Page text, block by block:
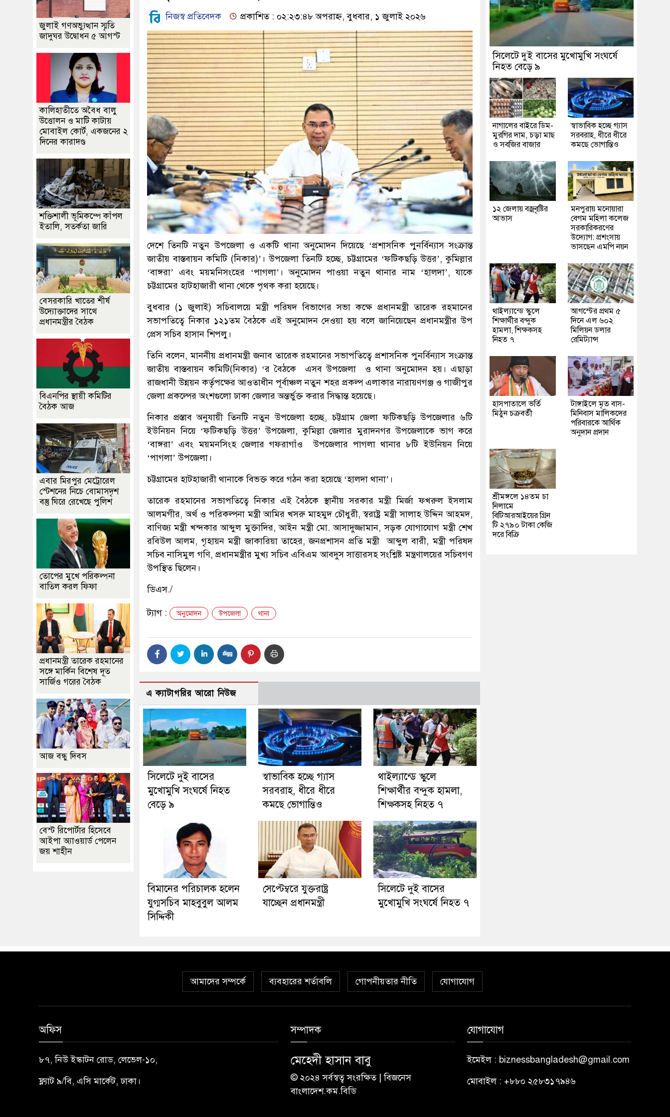
নিজস্ব প্রতিবেদক প্রকাশিত : ০২:২৩:৪৮ অপরাহ্ন, বুধবার, ১ জুলাই ২০২৬
দেশে তিনটি নতুন উপজেলা ও একটি থানা অনুমোদন দিয়েছে ‘প্রশাসনিক পুনর্বিন্যাস সংক্রান্ত
জাতীয় বাস্তবায়ন কমিটি (নিকার)’। উপজেলা তিনটি হচ্ছে, চট্টগ্রামের ‘ফটিকছড়ি উত্তর’, কুমিল্লার
‘বাঙ্গরা’ এবং ময়মনিসংহের ‘পাগলা’। অনুমোদন পাওয়া নতুন থানার নাম ‘হালদা’, যাকে
চট্টগ্রামের হাটহাজারী থানা থেকে পৃথক করা হয়েছে।
বুধবার (১ জুলাই) সচিবালয়ে মন্ত্রী পরিষদ বিভাগের সভা কক্ষে প্রধানমন্ত্রী তারেক রহমানের
সভাপতিত্বে নিকার ১২১তম বৈঠকে এই অনুমোদন দেওয়া হয় বলে জানিয়েছেন প্রধানমন্ত্রীর উপ
প্রেস সচিব হাসান শিপলু।
তিনি বলেন, মাননীয় প্রধানমন্ত্রী জনাব তারেক রহমানের সভাপতিত্বে প্রশাসনিক পুনর্বিন্যাস সংক্রান্ত
জাতীয় বাস্তবায়ন কমিটি(নিকার) ‘র বৈঠকে এসব উপজেলা ও থানা অনুমোদন হয়। এছাড়া
রাজধানী উন্নয়ন কর্তৃপক্ষের আওতাধীন পূর্বাঞ্চল নতুন শহর প্রকল্প এলাকার নারায়ণগঞ্জ ও গাজীপুর
জেলা প্রকল্পের অংশগুলো ঢাকা জেলার অন্তর্ভুক্ত করার সিদ্ধান্ত হয়েছে।
নিকার প্রস্তাব অনুযায়ী তিনটি নতুন উপজেলা হচ্ছে, চট্টগ্রাম জেলা ফটিকছড়ি উপজেলার ৬টি
ইউনিয়ন নিয়ে ‘ফটিকছড়ি উত্তর’ উপজেলা, কুমিল্লা জেলার মুরাদনগর উপজেলাকে ভাগ করে
‘বাঙ্গরা’ এবং ময়মনসিংহ জেলার গফরাগাঁও উপজেলার পাগলা থানার ৮টি ইউনিয়ন নিয়ে
‘পাগলা’ উপজেলা।
চট্টগ্রামের হাটহাজারী থানাকে বিভক্ত করে গঠন করা হয়েছে ‘হালদা থানা’।
তারেক রহমানের সভাপতিত্বে নিকার এই বৈঠকে স্থানীয় সরকার মন্ত্রী মির্জা ফখরুল ইসলাম
আলমগীর, অর্থ ও পরিকল্পনা মন্ত্রী আমির খসরু মাহমুদ চৌধুরী, স্বরাষ্ট্র মন্ত্রী সালাহ উদ্দিন আহমদ,
বাণিজ্য মন্ত্রী খন্দকার আব্দুল মুক্তাদির, আইন মন্ত্রী মো. আসাদুজ্জামান, সড়ক যোগাযোগ মন্ত্রী শেখ
রবিউল আলম, গৃহায়ন মন্ত্রী জাকারিয়া তাহের, জনপ্রশাসন প্রতি মন্ত্রী আব্দুল বারী, মন্ত্রী পরিষদ
সচিব নাসিমুল গণি, প্রধানমন্ত্রীর মুখ্য সচিব এবিএম আবদুস সাত্তারসহ সংশ্লিষ্ট মন্ত্রণালয়ের সচিবগণ
উপস্থিত ছিলেন।
ডিএস./
ট্যাগ : অনুমোদন উপজেলা থানা
এ ক্যাটাগরির আরো নিউজ
সিলেটে দুই বাসের
মুখোমুখি সংঘর্ষে নিহত
বেড়ে ৯
স্বাভাবিক হচ্ছে গ্যাস
সরবরাহ, ধীরে ধীরে
কমছে ভোগান্তিও
থাইল্যান্ডে স্কুলে
শিক্ষার্থীর বন্দুক হামলা,
শিক্ষকসহ নিহত ৭
বিমানের পরিচালক হলেন
যুগ্মসচিব মাহবুবুল আলম
সিদ্দিকী
সেপ্টেম্বরে যুক্তরাষ্ট্র
যাচ্ছেন প্রধানমন্ত্রী
সিলেটে দুই বাসের
মুখোমুখি সংঘর্ষে নিহত ৭
জুলাই গণঅভ্যুত্থান স্মৃতি
জাদুঘর উদ্বোধন ৫ আগস্ট
কালিহাতীতে অবৈধ বালু
উত্তোলন ও মাটি কাটায়
মোবাইল কোর্ট, একজনের ২
দিনের কারাদণ্ড
শক্তিশালী ভূমিকম্পে কাঁপল
ইতালি, সতর্কতা জারি
বেসরকারি খাতের শীর্ষ
উদ্যোক্তাদের সাথে
প্রধানমন্ত্রীর বৈঠক
বিএনপির স্থায়ী কমিটির
বৈঠক আজ
এবার মিরপুর মেট্রোরেল
স্টেশনের নিচে বোমাসদৃশ
বস্তু ঘিরে রেখেছে পুলিশ
তোপের মুখে পরিকল্পনা
বাতিল করল ফিফা
প্রধানমন্ত্রী তারেক রহমানের
সঙ্গে মার্কিন বিশেষ দূত
সার্জিও গরের বৈঠক
আজ বন্ধু দিবস
বেস্ট রিপোর্টার হিসেবে
আইপা অ্যাওয়ার্ড পেলেন
জয় শাহীন
সিলেটে দুই বাসের মুখোমুখি সংঘর্ষে
নিহত বেড়ে ৯
নাগালের বাইরে ডিম-
মুরগির দাম, চড়া মাছ
ও সবজির বাজার
স্বাভাবিক হচ্ছে গ্যাস
সরবরাহ, ধীরে ধীরে
কমছে ভোগান্তিও
১২ জেলায় বজ্রবৃষ্টির
আভাস
মনপুরায় মনোয়ারা
বেগম মহিলা কলেজ
সরকারিকরণের
উদ্যোগ: প্রশংসায়
ভাসছেন এমপি নয়ন
থাইল্যান্ডে স্কুলে
শিক্ষার্থীর বন্দুক
হামলা, শিক্ষকসহ
নিহত ৭
আগস্টের প্রথম ৫
দিনে এল ৬০২
মিলিয়ন ডলার
রেমিট্যান্স
হাসপাতালে ভর্তি
মিঠুন চক্রবর্তী
টাঙ্গাইলে মৃত বাস-
মিনিবাস মালিকদের
পরিবারকে আর্থিক
অনুদান প্রদান
শ্রীমঙ্গলে ১৪তম চা
নিলামে
বিটিআরআইয়ের গ্রিন
টি ২৭৯০ টাকা কেজি
দরে বিক্রি
আমাদের সম্পর্কে ব্যবহারের শর্তাবলি গোপনীয়তার নীতি যোগাযোগ
অফিস
৮৭, নিউ ইস্কাটন রোড, লেভেল-১০,
ফ্ল্যাট ৯/বি, এসি মার্কেট, ঢাকা।
সম্পাদক
মেহেদী হাসান বাবু
© ২০২৪ সর্বস্বত্ব সংরক্ষিত | বিজনেস
বাংলাদেশ.কম.বিডি
যোগাযোগ
ইমেইল : biznessbangladesh@gmail.com
মোবাইল : +৮৮০ ২৫৮৩১৭৯৪৬